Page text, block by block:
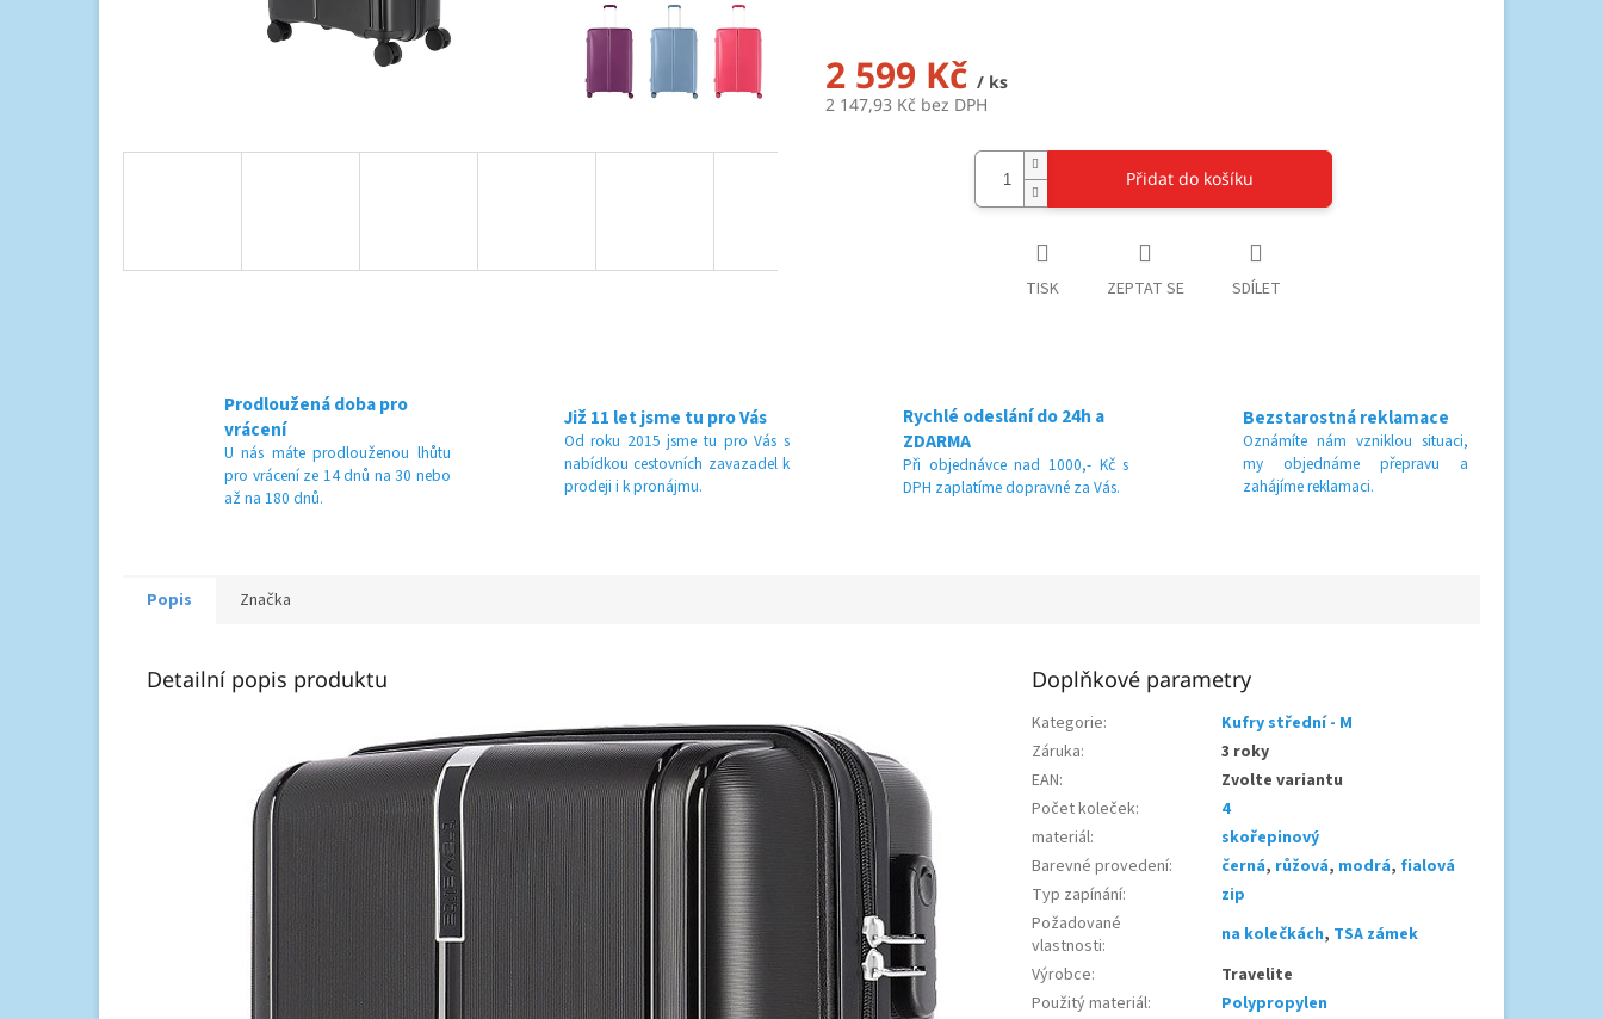
2 599 Kč / ks
2 147,93 Kč bez DPH
Přidat do košíku
TISK ZEPTAT SE SDÍLET
Prodloužená doba pro
vrácení
U nás máte prodlouženou lhůtu
pro vrácení ze 14 dnů na 30 nebo
až na 180 dnů.
Již 11 let jsme tu pro Vás
Od roku 2015 jsme tu pro Vás s
nabídkou cestovních zavazadel k
prodeji i k pronájmu.
Rychlé odeslání do 24h a
ZDARMA
Při objednávce nad 1000,- Kč s
DPH zaplatíme dopravné za Vás.
Bezstarostná reklamace
Oznámíte nám vzniklou situaci,
my objednáme přepravu a
zahájíme reklamaci.
Popis Značka
Detailní popis produktu Doplňkové parametry
Kategorie:
Kufry střední - M
Záruka:
3 roky
EAN:
Zvolte variantu
Počet koleček:
4
materiál:
skořepinový
Barevné provedení: černá, růžová, modrá, fialová
Typ zapínání:
zip
Požadované
vlastnosti: na kolečkách, TSA zámek
Výrobce:
Travelite
Použitý materiál:
Polypropylen